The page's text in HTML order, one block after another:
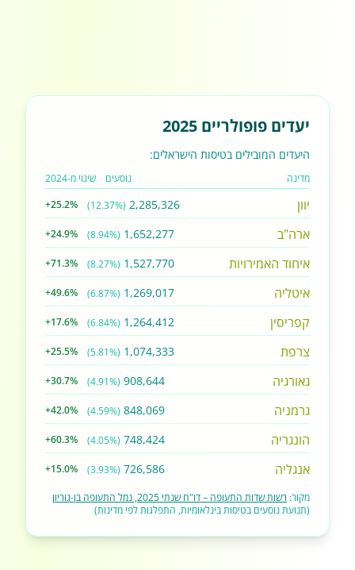
יעדים פופולריים 2025
היעדים המובילים בטיסות הישראלים:
מדינה נוסעים שינוי מ-2024
יוון 2,285,326
(12.37%)
+25.2%
ארה"ב 1,652,277
(8.94%)
+24.9%
איחוד האמירויות 1,527,770
(8.27%)
+71.3%
איטליה 1,269,017
(6.87%)
+49.6%
קפריסין 1,264,412
(6.84%)
+17.6%
צרפת 1,074,333
(5.81%)
+25.5%
גאורגיה 908,644
(4.91%)
+30.7%
גרמניה 848,069
(4.59%)
+42.0%
הונגריה 748,424
(4.05%)
+60.3%
אנגליה 726,586
(3.93%)
+15.0%
מקור: רשות שדות התעופה – דו"ח שנתי 2025, נמל התעופה בן-גוריון
(תנועת נוסעים בטיסות בינלאומיות, התפלגות לפי מדינות)